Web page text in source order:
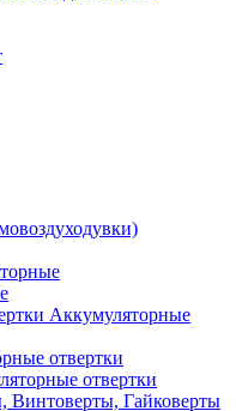
Аккумуляторные
отвертки
отвертки